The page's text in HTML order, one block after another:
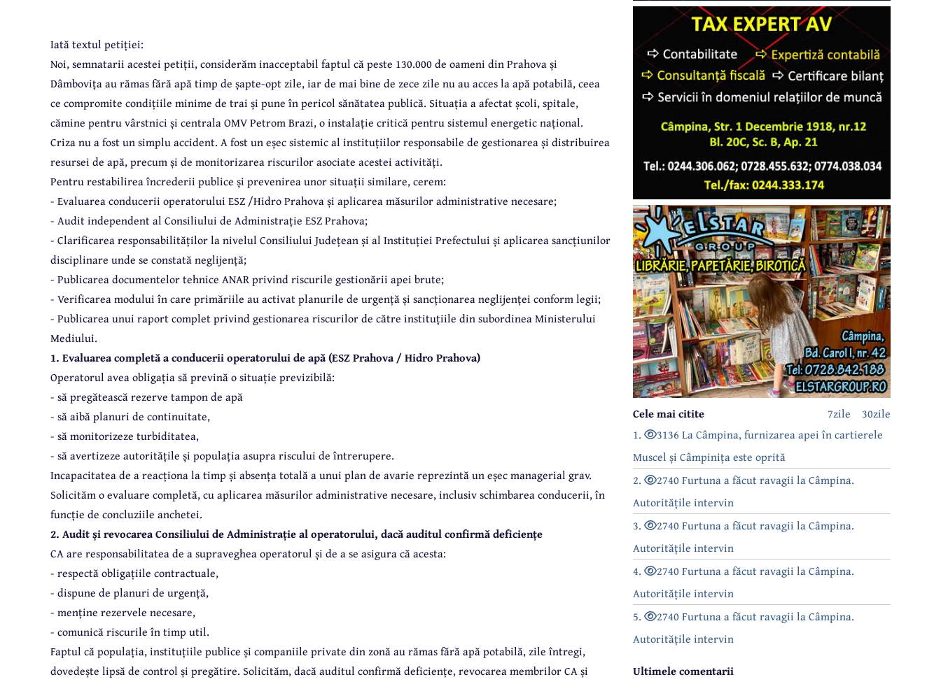
Iată textul petiției:
Noi, semnatarii acestei petiții, considerăm inacceptabil faptul că peste 130.000 de oameni din Prahova și
Dâmbovița au rămas fără apă timp de șapte-opt zile, iar de mai bine de zece zile nu au acces la apă potabilă, ceea
ce compromite condițiile minime de trai și pune în pericol sănătatea publică. Situația a afectat școli, spitale,
cămine pentru vârstnici și centrala OMV Petrom Brazi, o instalație critică pentru sistemul energetic național.
Criza nu a fost un simplu accident. A fost un eșec sistemic al instituțiilor responsabile de gestionarea și distribuirea
resursei de apă, precum și de monitorizarea riscurilor asociate acestei activități.
Pentru restabilirea încrederii publice și prevenirea unor situații similare, cerem:
- Evaluarea conducerii operatorului ESZ /Hidro Prahovași aplicarea măsurilor administrative necesare;
- Audit independent al Consiliului de Administrație ESZ Prahova;
- Clarificarea responsabilităților la nivelul Consiliului Județean și al Instituției Prefectului și aplicarea sancțiunilor
disciplinare unde se constată neglijență;
- Publicarea documentelor tehnice ANAR privind riscurile gestionării apei brute;
- Verificarea modului în care primăriile au activat planurile de urgență și sancționarea neglijenței conform legii;
- Publicarea unui raport complet privind gestionarea riscurilor de către instituțiile din subordinea Ministerului
Mediului.
1. Evaluarea completă a conducerii operatorului de apă (ESZ Prahova / Hidro Prahova)
Operatorul avea obligația să prevină o situație previzibilă:
- să pregătească rezerve tampon de apă
- să aibă planuri de continuitate,
- să monitorizeze turbiditatea,
- să avertizeze autoritățile și populația asupra riscului de întrerupere.
Incapacitatea de a reacționa la timp și absența totală a unui plan de avarie reprezintă un eșec managerial grav.
Solicităm o evaluare completă, cu aplicarea măsurilor administrative necesare, inclusiv schimbarea conducerii, în
funcție de concluziile anchetei.
2. Audit și revocarea Consiliului de Administrație al operatorului, dacă auditul confirmă deficiențe
CA are responsabilitatea de a supraveghea operatorul și de a se asigura că acesta:
- respectă obligațiile contractuale,
- dispune de planuri de urgență,
- menține rezervele necesare,
- comunică riscurile în timp util.
Faptul că populația, instituțiile publice și companiile private din zonă au rămas fără apă potabilă, zile întregi,
dovedește lipsă de control și pregătire. Solicităm, dacă auditul confirmă deficiențe, revocarea membrilor CA și
30zile
7zile
Cele mai citite
1.
3136 La Câmpina, furnizarea apei în cartierele
Muscel și Câmpinița este oprită
2.
2740 Furtuna a făcut ravagii la Câmpina.
Autoritățile intervin
3.
2740 Furtuna a făcut ravagii la Câmpina.
Autoritățile intervin
4.
2740 Furtuna a făcut ravagii la Câmpina.
Autoritățile intervin
5.
2740 Furtuna a făcut ravagii la Câmpina.
Autoritățile intervin
Ultimele comentarii